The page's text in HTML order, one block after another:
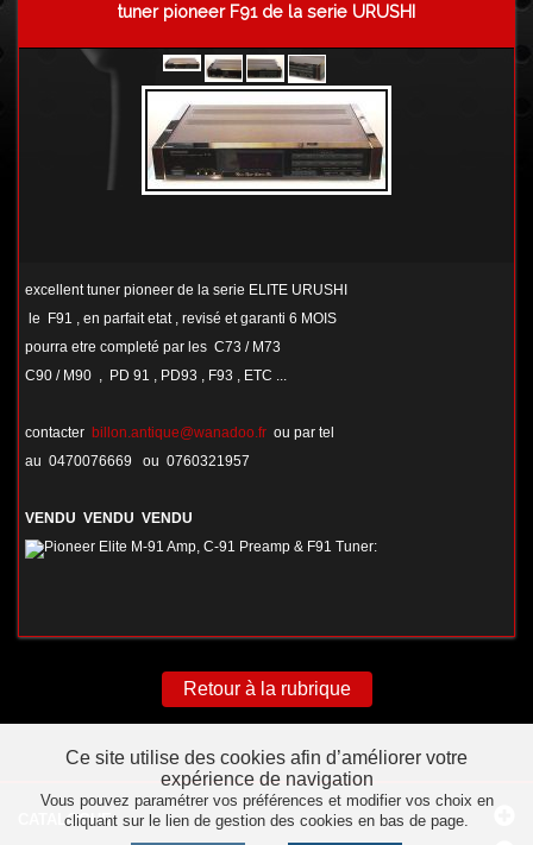
tuner pioneer F91 de la serie URUSHI
excellent tuner pioneer de la serie ELITE URUSHI
le F91 , en parfait etat , revisé et garanti 6 MOIS
pourra etre completé par les C73 / M73
C90 / M90 , PD 91 , PD93 , F93 , ETC ...
contacter billon.antique@wanadoo.fr ou par tel
au 0470076669 ou 0760321957
VENDU VENDU VENDU
Retour à la rubrique
CATALOGUE
Ce site utilise des cookies afin d’améliorer votre
expérience de navigation
Vous pouvez paramétrer vos préférences et modifier vos choix en
cliquant sur le lien de gestion des cookies en bas de page.